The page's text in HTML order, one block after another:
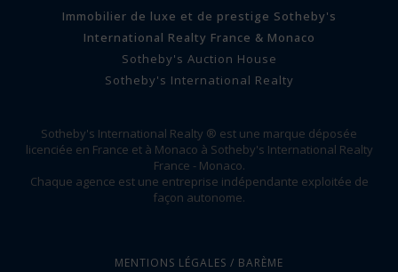
Immobilier de luxe et de prestige Sotheby's
International Realty France & Monaco
Sotheby's Auction House
Sotheby's International Realty
Sotheby's International Realty ® est une marque déposée
licenciée en France et à Monaco à Sotheby's International Realty
France - Monaco.
Chaque agence est une entreprise indépendante exploitée de
façon autonome.
MENTIONS LÉGALES / BARÈME